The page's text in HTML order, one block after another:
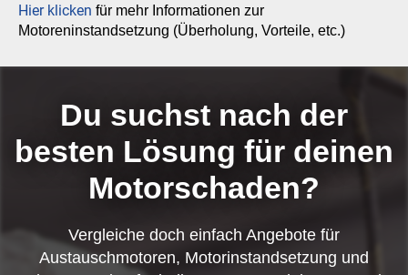
Hier klicken für mehr Informationen zur
Motoreninstandsetzung (Überholung, Vorteile, etc.)
Du suchst nach der
besten Lösung für deinen
Motorschaden?
Vergleiche doch einfach Angebote für
Austauschmotoren, Motorinstandsetzung und